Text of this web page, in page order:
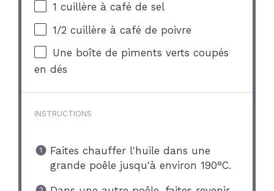
1 cuillère à café de sel
1/2 cuillère à café de poivre
Une boîte de piments verts coupés
en dés
INSTRUCTIONS
Faites chauffer l'huile dans une
grande poêle jusqu'à environ 190°C.